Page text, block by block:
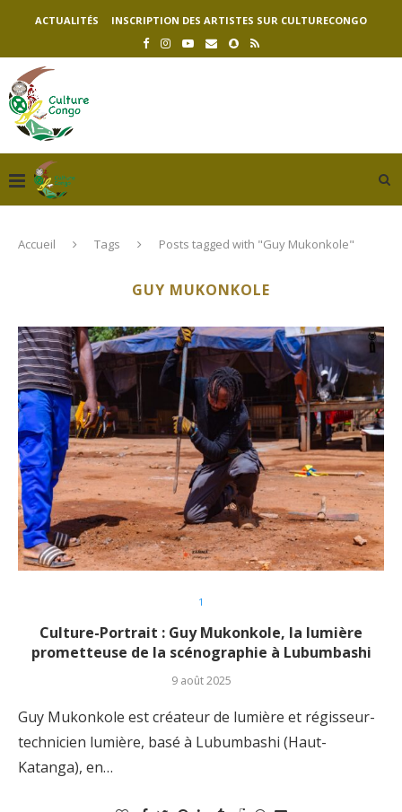
ACTUALITÉS INSCRIPTION DES ARTISTES SUR CULTURECONGO
Accueil Tags Posts tagged with "Guy Mukonkole"
GUY MUKONKOLE
1
Culture-Portrait : Guy Mukonkole, la lumière
prometteuse de la scénographie à Lubumbashi
9 août 2025
Guy Mukonkole est créateur de lumière et régisseur-
technicien lumière, basé à Lubumbashi (Haut-
Katanga), en…